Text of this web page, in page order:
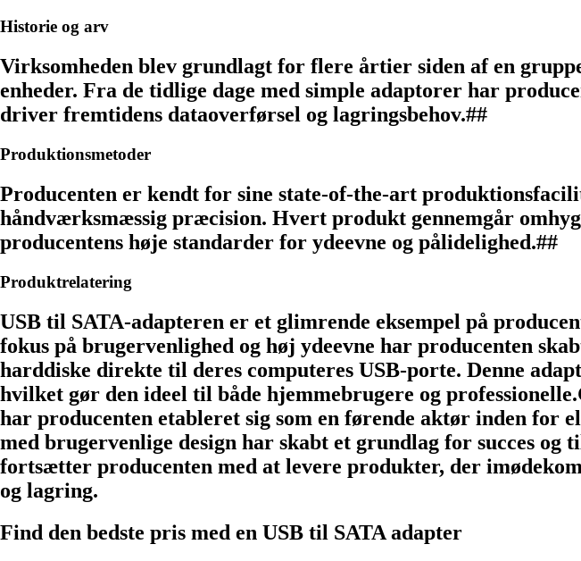
Historie og arv
Virksomheden blev grundlagt for flere årtier siden af en
enheder. Fra de tidlige dage med simple adaptorer har
driver fremtidens dataoverførsel og lagringsbehov.##
Produktionsmetoder
Producenten er kendt for sine state-of-the-art
håndværksmæssig præcision. Hvert produkt gennemgår
producentens høje standarder for ydeevne og pålidelighed.##
Produktrelatering
USB til SATA-adapteren er et glimrende eksempel på
fokus på brugervenlighed og høj ydeevne har producenten
harddiske direkte til deres computeres USB-porte. Denne
hvilket gør den ideel til både hjemmebrugere og
har producenten etableret sig som en førende aktør inden for
med brugervenlige design har skabt et grundlag for succes
fortsætter producenten med at levere produkter, der
og lagring.
Find den bedste pris med en USB til SATA adapter